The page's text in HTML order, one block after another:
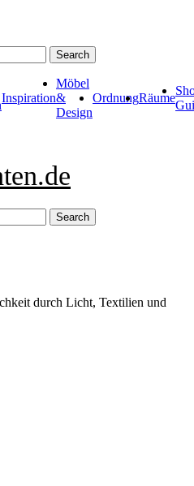
Search
Inspiration
Möbel
&
Design
OrdnungRäume
Search
durch Licht, Textilien und